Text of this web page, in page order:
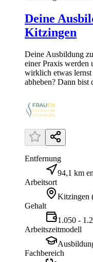
Deine
Kitzingen
Deine Ausbildung
einer Praxis werden
wirklich etwas
abheben? Dann bist
Entfernung
94,1 km
Arbeitsort
Kitzingen
Gehalt
1.050 -
Arbeitszeitmodell
Fachbereich